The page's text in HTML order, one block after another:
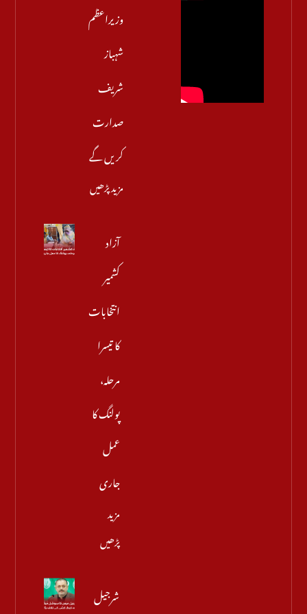
وزیراعظم
شہباز
شریف
صدارت
کریں گے
مزید پڑھیں
آزاد
کشمیر
انتخابات
کا تیسرا
مرحلہ،
پولنگ کا
عمل
جاری
مزید
پڑھیں
شرجیل